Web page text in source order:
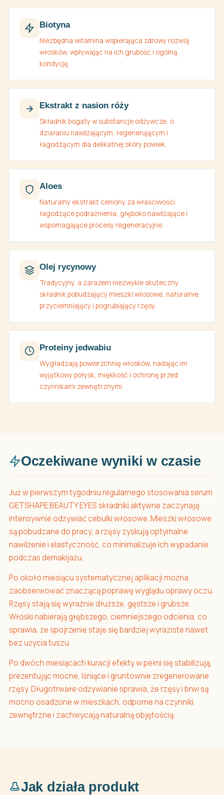
Biotyna
Niezbędna witamina wspierająca zdrowy rozwój
włosków, wpływając na ich grubość i ogólną
kondycję.
Ekstrakt z nasion róży
Składnik bogaty w substancje odżywcze, o
działaniu nawilżającym, regenerującym i
łagodzącym dla delikatnej skóry powiek.
Aloes
Naturalny ekstrakt ceniony za właściwości
łagodzące podrażnienia, głęboko nawilżające i
wspomagające procesy regeneracyjne.
Olej rycynowy
Tradycyjny, a zarazem niezwykle skuteczny
składnik pobudzający mieszki włosowe, naturalnie
przyciemniający i pogrubiający rzęsy.
Proteiny jedwabiu
Wygładzają powierzchnię włosków, nadając im
wyjątkowy połysk, miękkość i ochronę przed
czynnikami zewnętrznymi.
Oczekiwane wyniki w czasie
Już w pierwszym tygodniu regularnego stosowania serum
GETSHAPE BEAUTY EYES składniki aktywne zaczynają
intensywnie odżywiać cebulki włosowe. Mieszki włosowe
są pobudzane do pracy, a rzęsy zyskują optymalne
nawilżenie i elastyczność, co minimalizuje ich wypadanie
podczas demakijażu.
Po około miesiącu systematycznej aplikacji można
zaobserwować znaczącą poprawę wyglądu oprawy oczu.
Rzęsy stają się wyraźnie dłuższe, gęstsze i grubsze.
Włoski nabierają głębszego, ciemniejszego odcienia, co
sprawia, że spojrzenie staje się bardziej wyraziste nawet
bez użycia tuszu.
Po dwóch miesiącach kuracji efekty w pełni się stabilizują,
prezentując mocne, lśniące i gruntownie zregenerowane
rzęsy. Długotrwałe odżywianie sprawia, że rzęsy i brwi są
mocno osadzone w mieszkach, odporne na czynniki
zewnętrzne i zachwycają naturalną objętością.
Jak działa produkt